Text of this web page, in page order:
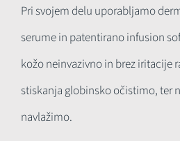
Pri svojem delu uporabljamo
serume in patentirano infusion
kožo neinvazivno in brez iritacije
stiskanja globinsko očistimo, ter
navlažimo.